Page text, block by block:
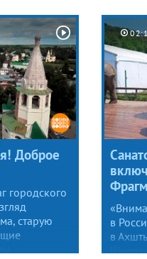
Доброе
городского
старую
в
в